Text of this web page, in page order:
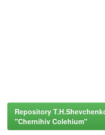
Repository
"Chernihiv Colehium"